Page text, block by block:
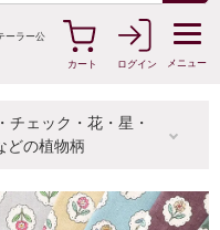
ーラー公
カート
ログイン メニュー
チェック・花・星・
どの植物柄